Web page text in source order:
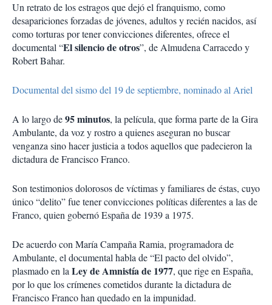
Un retrato de los estragos que dejó el franquismo, como
desapariciones forzadas de jóvenes, adultos y recién nacidos, así
como torturas por tener convicciones diferentes, ofrece el
documental “El silencio de otros”, de Almudena Carracedo y
Robert Bahar.
Documental del sismo del 19 de septiembre, nominado al Ariel
A lo largo de95 minutos, la película, que forma parte de la Gira
Ambulante, da voz y rostro a quienes aseguran no buscar
venganza sino hacer justicia a todos aquellos que padecieron la
dictadura de Francisco Franco.
Son testimonios dolorosos de víctimas y familiares de éstas, cuyo
único “delito” fue tener convicciones políticas diferentes a las de
Franco, quien gobernó España de 1939 a 1975.
De acuerdo con María Campaña Ramia, programadora de
Ambulante, el documental habla de “El pacto del olvido”,
plasmado en laLey de Amnistía de 1977, que rige en España,
por lo que los crímenes cometidos durante la dictadura de
Francisco Franco han quedado en la impunidad.